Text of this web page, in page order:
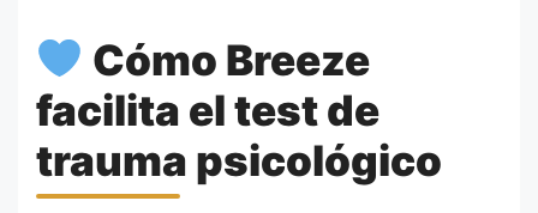
Cómo Breeze
facilita el test de
trauma psicológico